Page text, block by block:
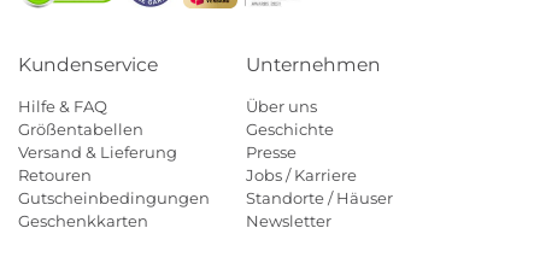
Kundenservice
Hilfe & FAQ
Größentabellen
Versand & Lieferung
Retouren
Gutscheinbedingungen
Geschenkkarten
Unternehmen
Über uns
Geschichte
Presse
Jobs / Karriere
Standorte / Häuser
Newsletter